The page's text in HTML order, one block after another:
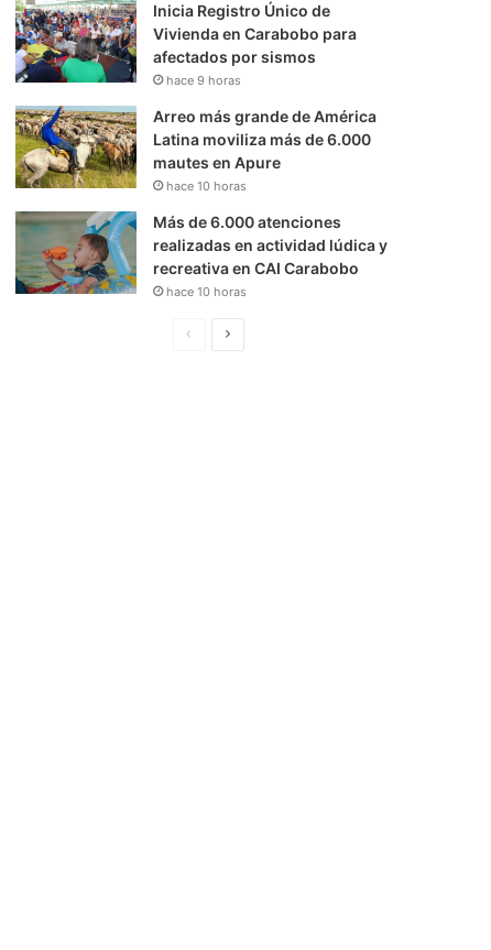
Inicia Registro Único de
Vivienda en Carabobo para
afectados por sismos
hace 9 horas
Arreo más grande de América
Latina moviliza más de 6.000
mautes en Apure
hace 10 horas
Más de 6.000 atenciones
realizadas en actividad lúdica y
recreativa en CAI Carabobo
hace 10 horas
S